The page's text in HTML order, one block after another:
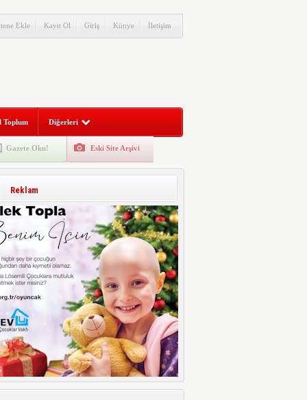
Ekle Kayıt Ol Giriş Künye İletişim
Toplum Diğerleri
Gazete Oku! Eski Site Arşivi
Reklam